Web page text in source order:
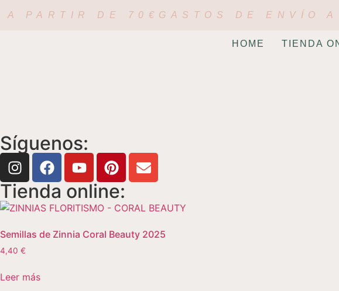
A PARTIR DE 70€ GASTOS DE ENVÍO
HOME TIENDA
Síguenos:
Tienda online:
Semillas de Zinnia Coral Beauty 2025
4,40 €
Leer más